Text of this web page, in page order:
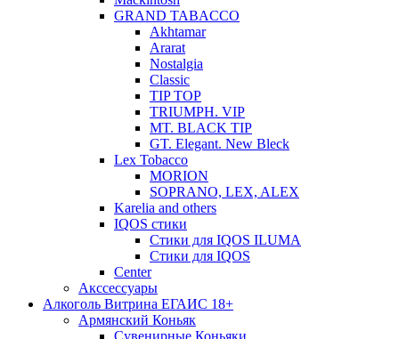
GRAND TABACCO
Akhtamar
Ararat
Nostalgia
Classic
TIP TOP
TRIUMPH. VIP
MT. BLACK TIP
GT. Elegant. New Bleck
Lex Tobacco
MORION
SOPRANO, LEX, ALEX
Karelia and others
IQOS стики
Стики для IQOS ILUMA
Стики для IQOS
Сenter
Акссессуары
Алкоголь Витрина ЕГАИС 18+
Армянский Коньяк
Сувенирные Коньяки